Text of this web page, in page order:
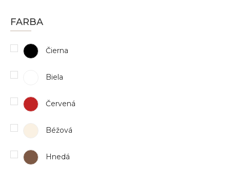
FARBA
Čierna
Biela
Červená
Béžová
Hnedá